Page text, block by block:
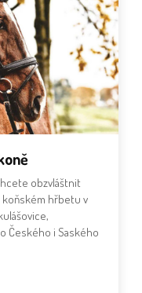
obzvláštnit
koňském hřbetu v
Českého i Saského